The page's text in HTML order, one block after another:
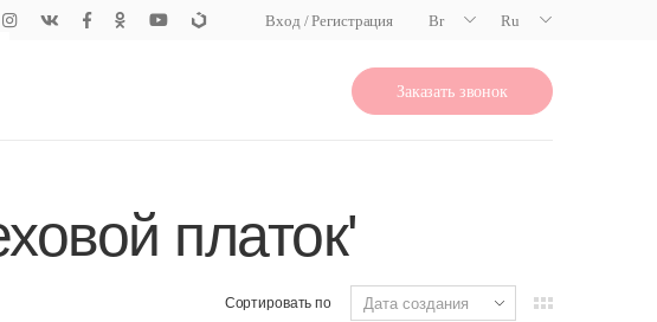
Вход / Регистрация Br Ru
Заказать звонок
платок'
Сортировать по